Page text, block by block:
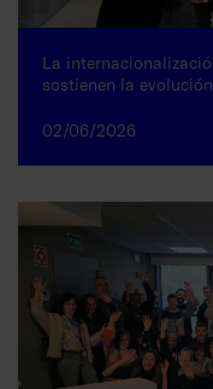
La
sostienen la
02/06/2026